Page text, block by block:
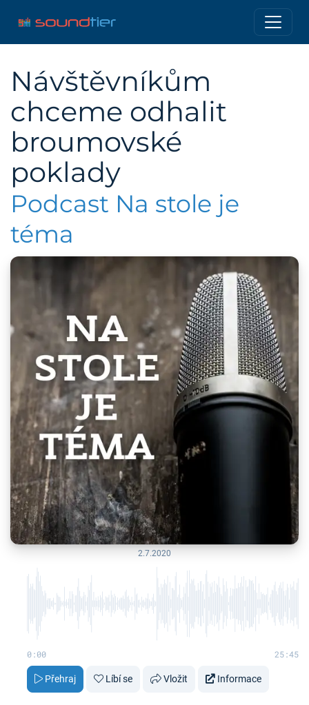
Návštěvníkům
chceme odhalit
broumovské
poklady
Podcast Na stole je
téma
2.7.2020
0:00 25:45
Přehraj Líbí se Vložit Informace